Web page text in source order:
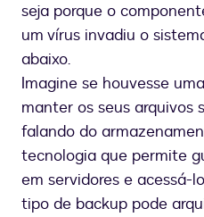
seja porque o
um vírus invadiu o
abaixo.
Imagine se houvesse
manter os seus arquivos
falando do
tecnologia que permite
em servidores e acessá-
tipo de backup pode